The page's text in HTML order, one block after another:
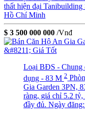
thất hiện đại Tanibuilding
Hồ Chí Minh
$ 3 500 000 000 /Vnđ
Loại BĐS - Chung
dụng - 83 M 2
Gia Garden 3PN,
ràng, giá chỉ 5.2
đầy đủ. Ngày